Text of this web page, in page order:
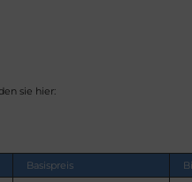
sie hier:
Basispreis